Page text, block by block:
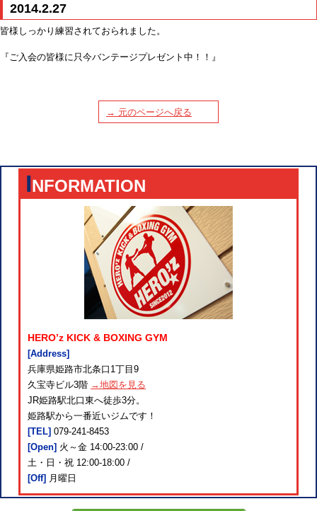
2014.2.27
皆様しっかり練習されておられました。
『ご入会の皆様に只今バンテージプレゼント中！！』
→ 元のページへ戻る
INFORMATION
HERO’z KICK & BOXING GYM
[Address]
兵庫県姫路市北条口1丁目9
久宝寺ビル3階 →地図を見る
JR姫路駅北口東へ徒歩3分。
姫路駅から一番近いジムです！
[TEL] 079-241-8453
[Open] 火～金 14:00-23:00 /
土・日・祝 12:00-18:00 /
[Off] 月曜日